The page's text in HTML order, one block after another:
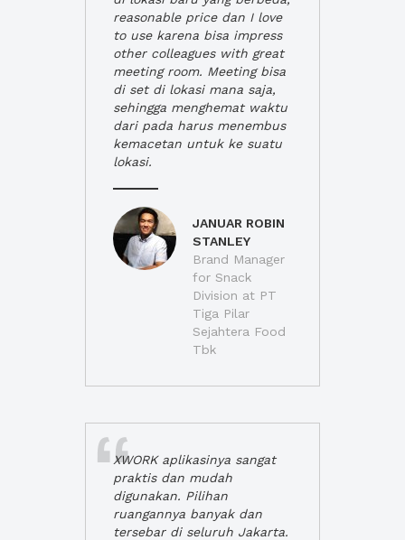
reasonable price dan I love
to use karena bisa impress
other colleagues with great
meeting room. Meeting bisa
di set di lokasi mana saja,
sehingga menghemat waktu
dari pada harus menembus
kemacetan untuk ke suatu
lokasi.
JANUAR ROBIN
STANLEY
Brand Manager
for Snack
Division at PT
Tiga Pilar
Sejahtera Food
Tbk
XWORK aplikasinya sangat
praktis dan mudah
digunakan. Pilihan
ruangannya banyak dan
tersebar di seluruh Jakarta.